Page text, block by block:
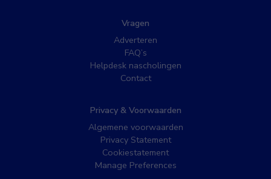
Vragen
Adverteren
FAQ’s
Helpdesk nascholingen
Contact
Privacy & Voorwaarden
Algemene voorwaarden
Privacy Statement
Cookiestatement
Manage Preferences